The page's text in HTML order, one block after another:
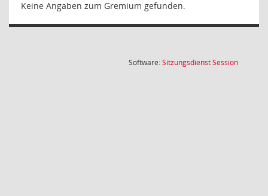
Keine Angaben zum Gremium gefunden.
Software:SitzungsdienstSession(Wird in